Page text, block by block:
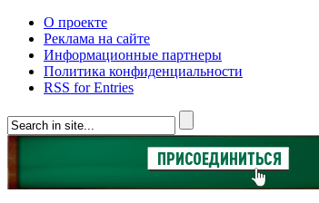
О проекте
Реклама на сайте
Информационные партнеры
Политика конфиденциальности
RSS for Entries